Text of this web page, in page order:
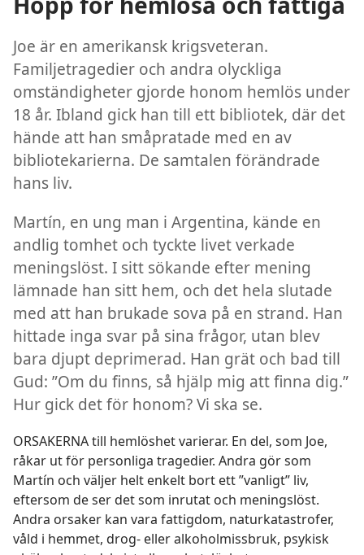
Joe är en amerikansk krigsveteran.
Familjetragedier och andra olyckliga
omständigheter gjorde honom hemlös under
18 år. Ibland gick han till ett bibliotek, där det
hände att han småpratade med en av
bibliotekarierna. De samtalen förändrade
hans liv.
Martín, en ung man i Argentina, kände en
andlig tomhet och tyckte livet verkade
meningslöst. I sitt sökande efter mening
lämnade han sitt hem, och det hela slutade
med att han brukade sova på en strand. Han
hittade inga svar på sina frågor, utan blev
bara djupt deprimerad. Han grät och bad till
Gud: ”Om du finns, så hjälp mig att finna dig.”
Hur gick det för honom? Vi ska se.
ORSAKERNA till hemlöshet varierar. En del, som Joe,
råkar ut för personliga tragedier. Andra gör som
Martín och väljer helt enkelt bort ett ”vanligt” liv,
eftersom de ser det som inrutat och meningslöst.
Andra orsaker kan vara fattigdom, naturkatastrofer,
våld i hemmet, drog- eller alkoholmissbruk, psykisk